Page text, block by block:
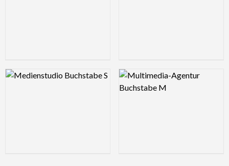
Logo Preview Image Logo Preview Image